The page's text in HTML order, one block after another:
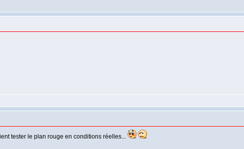
tester le plan rouge en conditions réelles...